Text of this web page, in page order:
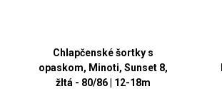
Chlapčenské šortky s
opaskom, Minoti, Sunset 8,
žltá - 80/86 | 12-18m